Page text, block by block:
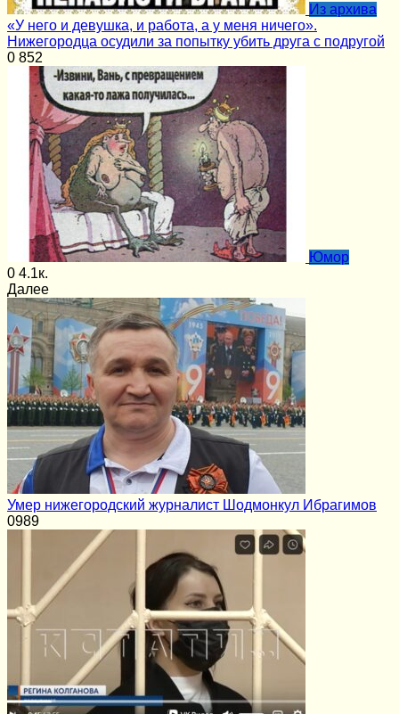
Из архива
«У него и девушка, и работа, а у меня ничего».
Нижегородца осудили за попытку убить друга с подругой
0 852
Юмор
0 4.1к.
Далее
Умер нижегородский журналист Шодмонкул Ибрагимов
0989